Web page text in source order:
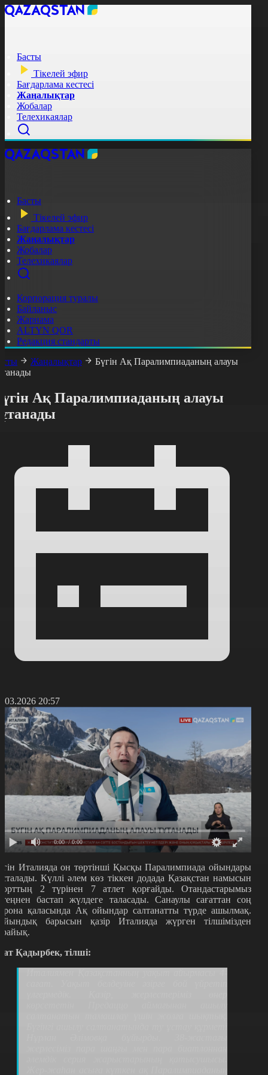
Басты
Тікелей эфир
Бағдарлама кестесі
Жаңалықтар
Жобалар
Телехикаялар
Басты
Тікелей эфир
Бағдарлама кестесі
Жаңалықтар
Жобалар
Телехикаялар
Корпорация туралы
Байланыс
Жарнама
ALTYN QOR
Редакция стандарты
Жаңалықтар
Бүгін Ақ Паралимпиаданың алауы
Ақ Паралимпиаданың алауы
20:57
0:00 / 0:00
Италияда он төртінші Қысқы Паралимпиада ойындары
Күллі әлем көз тіккен додада Қазақстан намысын
2 түрінен 7 атлет қорғайды. Отандастарымыз
бастап жүлдеге таласады. Санаулы сағаттан соң
қаласында Ақ ойындар салтанатты түрде ашылмақ.
барысын қазір Италияда жүрген тілшімізден
Қадырбек, тілші: